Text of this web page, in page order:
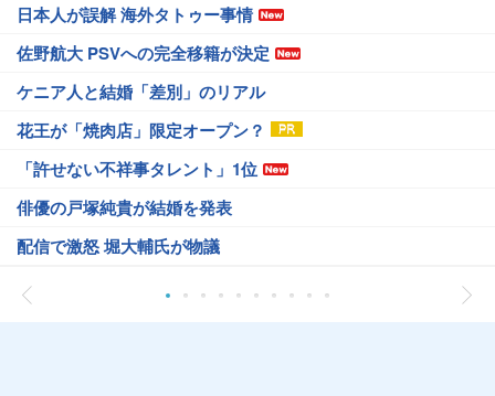
日本人が誤解 海外タトゥー事情
佐野航大 PSVへの完全移籍が決定
ケニア人と結婚「差別」のリアル
花王が「焼肉店」限定オープン？
「許せない不祥事タレント」1位
俳優の戸塚純貴が結婚を発表
配信で激怒 堀大輔氏が物議